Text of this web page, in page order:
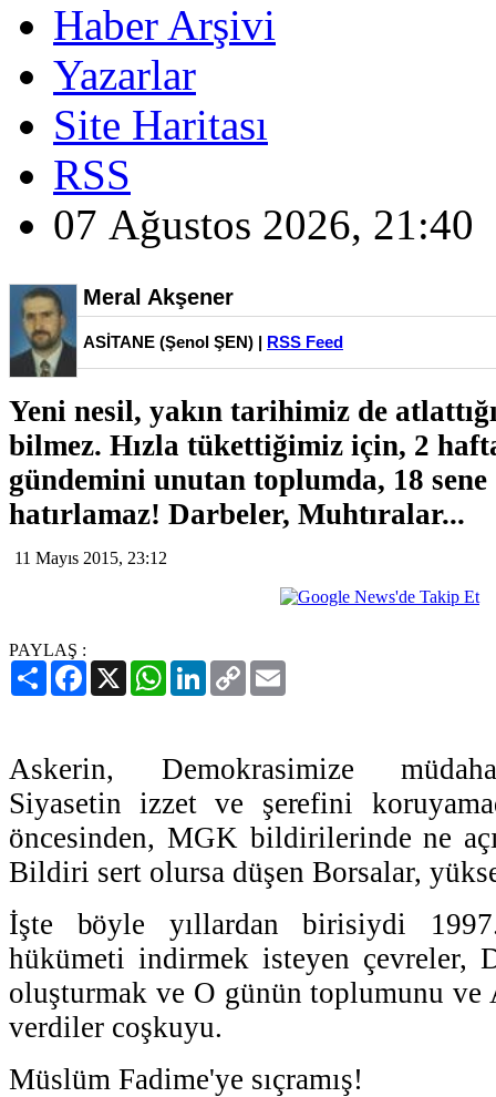
Haber Arşivi
Yazarlar
Site Haritası
RSS
07 Ağustos 2026, 21:40
Meral Akşener
ASİTANE (Şenol ŞEN) | RSS Feed
Yeni nesil, yakın tarihimiz de
bilmez. Hızla tükettiğimiz için, 2
gündemini unutan toplumda, 18
hatırlamaz! Darbeler, Muhtıralar...
11 Mayıs 2015, 23:12
PAYLAŞ :
PaylaşFacebook
X WhatsAppLinkedIn
Copy
Link
Askerin, Demokrasimize
Siyasetin izzet ve şerefini
öncesinden, MGK bildirilerinde ne
Bildiri sert olursa düşen Borsalar,
İşte böyle yıllardan birisiydi
hükümeti indirmek isteyen çevreler,
oluşturmak ve O günün toplumunu
verdiler coşkuyu.
Müslüm Fadime'ye sıçramış!